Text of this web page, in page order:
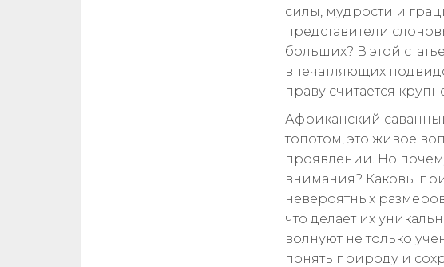
силы, мудрости и
представители
больших? В этой
впечатляющих
праву считается
Африканский
топотом, это живое
проявлении. Но
внимания? Каковы
невероятных
что делает их
волнуют не только
понять природу и